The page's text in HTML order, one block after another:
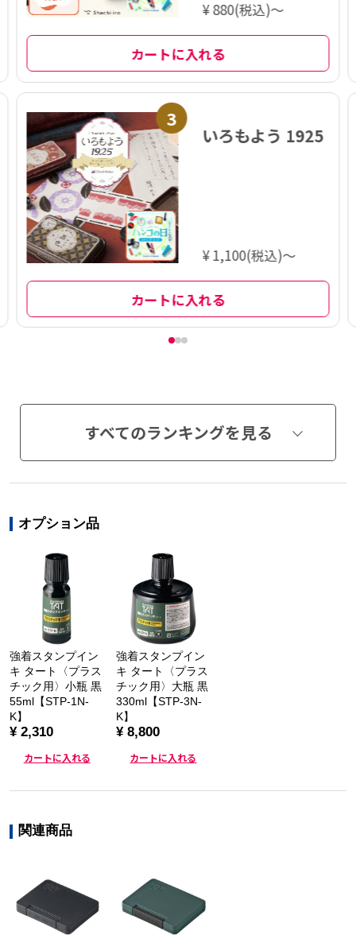
¥ 880(税込)～
カートに入れる
3
いろもよう 1925
¥ 1,100(税込)～
カートに入れる
すべてのランキングを見る
オプション品
強着スタンプイン
キ タート〈プラス
チック用〉小瓶 黒
55ml【STP-1N-
K】
¥ 2,310
カートに入れる
強着スタンプイン
キ タート〈プラス
チック用〉大瓶 黒
330ml【STP-3N-
K】
¥ 8,800
カートに入れる
関連商品